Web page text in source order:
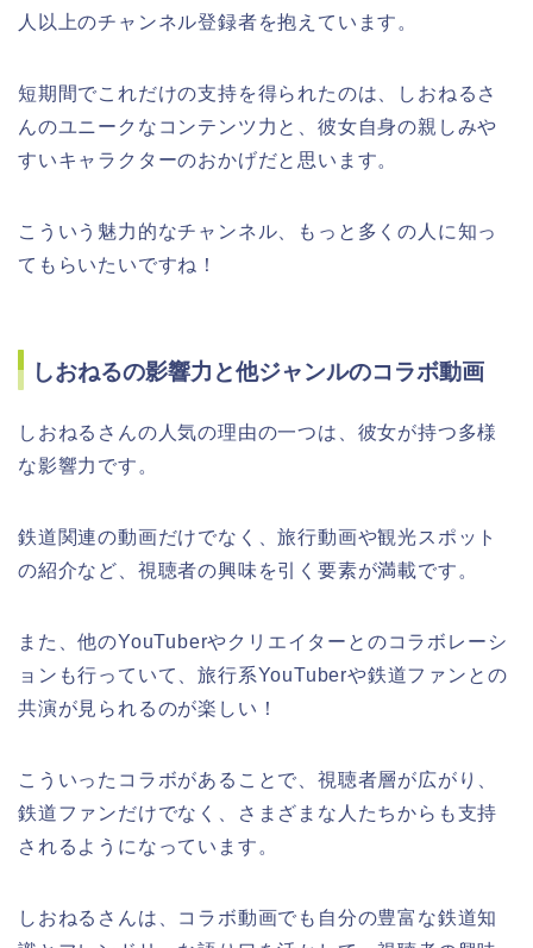
人以上のチャンネル登録者を抱えています。
短期間でこれだけの支持を得られたのは、しおねるさ
んのユニークなコンテンツ力と、彼女自身の親しみや
すいキャラクターのおかげだと思います。
こういう魅力的なチャンネル、もっと多くの人に知っ
てもらいたいですね！
しおねるの影響力と他ジャンルのコラボ動画
しおねるさんの人気の理由の一つは、彼女が持つ多様
な影響力です。
鉄道関連の動画だけでなく、旅行動画や観光スポット
の紹介など、視聴者の興味を引く要素が満載です。
また、他のYouTuberやクリエイターとのコラボレーシ
ョンも行っていて、旅行系YouTuberや鉄道ファンとの
共演が見られるのが楽しい！
こういったコラボがあることで、視聴者層が広がり、
鉄道ファンだけでなく、さまざまな人たちからも支持
されるようになっています。
しおねるさんは、コラボ動画でも自分の豊富な鉄道知